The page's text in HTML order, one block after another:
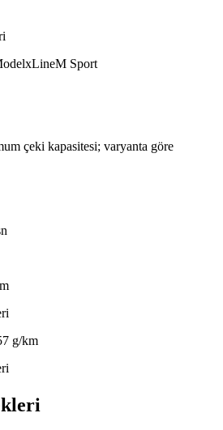
xLineM Sport
çeki kapasitesi; varyanta göre
g/km